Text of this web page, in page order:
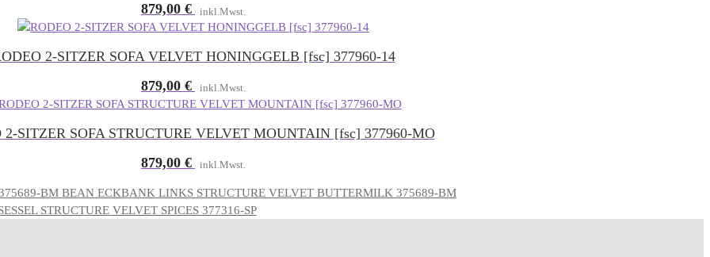
879,00 € inkl.Mwst.
2-SITZER SOFA VELVET HONINGGELB [fsc] 377960-14
879,00 € inkl.Mwst.
2-SITZER SOFA STRUCTURE VELVET MOUNTAIN [fsc] 377960-MO
879,00 € inkl.Mwst.
BEAN ECKBANK LINKS STRUCTURE VELVET BUTTERMILK 375689-BM
STRUCTURE VELVET SPICES 377316-SP